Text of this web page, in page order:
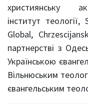
християнську
інститут
Global,
партнерстві з
Українською
Вільнюським
євангельським